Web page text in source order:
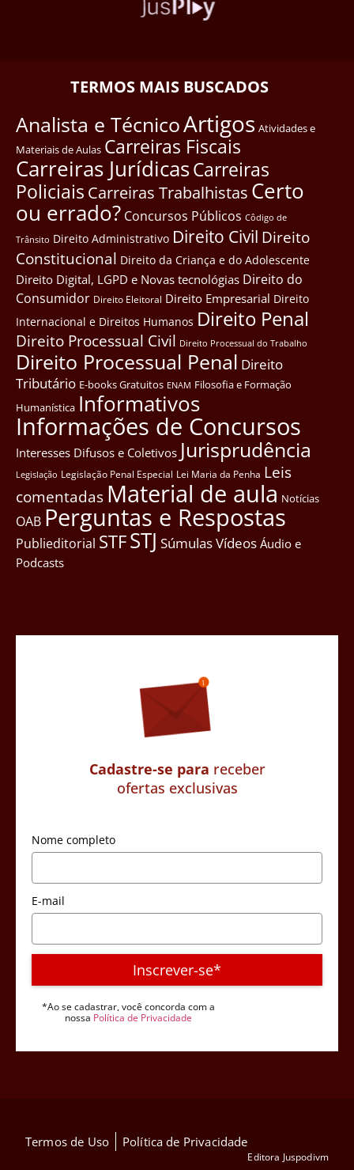
TERMOS MAIS BUSCADOS
Analista e TécnicoArtigos Atividades e
Materiais de Aulas Carreiras Fiscais
Carreiras JurídicasCarreiras
Policiais Carreiras Trabalhistas Certo
ou errado? Concursos Públicos Côdigo de
Trânsito Direito Administrativo Direito Civil Direito
Constitucional Direito da Criança e do Adolescente
Direito Digital, LGPD e Novas tecnológias Direito do
Consumidor Direito Eleitoral Direito Empresarial Direito
Internacional e Direitos Humanos Direito Penal
Direito Processual Civil Direito Processual do Trabalho
Direito Processual Penal Direito
Tributário E-books Gratuitos ENAM Filosofia e Formação
Humanística Informativos
Informações de Concursos
Interesses Difusos e Coletivos Jurisprudência
Legislação Legislação Penal Especial Lei Maria da Penha Leis
comentadas Material de aula Notícias
OAB Perguntas e Respostas
Publieditorial STFSTJ SúmulasVídeos Áudio e
Podcasts
Cadastre-se para receber
ofertas exclusivas
Nome completo
E-mail
Inscrever-se*
*Ao se cadastrar, você concorda com a
nossa Política de Privacidade
Termos de Uso Política de Privacidade
Editora Juspodivm